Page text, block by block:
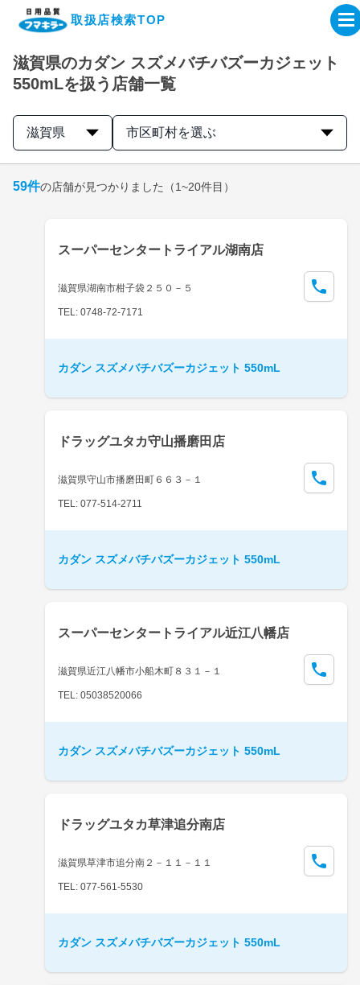
取扱店検索TOP
企業・IR情報サイト
製品情報サイト
取扱店検索はこちら
滋賀県のカダン スズメバチバズーカジェット
550mLを扱う店舗一覧
滋賀県 市区町村を選ぶ
59件の店舗が見つかりました （1~20件目）
スーパーセンタートライアル湖南店
滋賀県湖南市柑子袋２５０－５
TEL: 0748-72-7171
カダン スズメバチバズーカジェット 550mL
ドラッグユタカ守山播磨田店
滋賀県守山市播磨田町６６３－１
TEL: 077-514-2711
カダン スズメバチバズーカジェット 550mL
スーパーセンタートライアル近江八幡店
滋賀県近江八幡市小船木町８３１－１
TEL: 05038520066
カダン スズメバチバズーカジェット 550mL
ドラッグユタカ草津追分南店
滋賀県草津市追分南２－１１－１１
TEL: 077-561-5530
カダン スズメバチバズーカジェット 550mL